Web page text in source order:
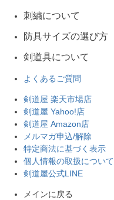
刺繍について
防具サイズの選び方
剣道具について
よくあるご質問
剣道屋 楽天市場店
剣道屋 Yahoo!店
剣道屋 Amazon店
メルマガ申込/解除
特定商法に基づく表示
個人情報の取扱について
剣道屋公式LINE
メインに戻る